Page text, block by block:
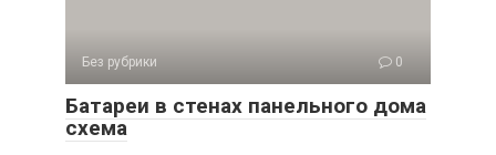
Без рубрики 0
Батареи в стенах панельного дома
схема